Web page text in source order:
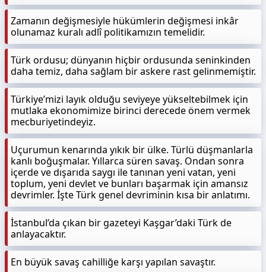
Zamanın değişmesiyle hükümlerin değişmesi inkâr
olunamaz kuralı adlî politikamızın temelidir.
Türk ordusu; dünyanın hiçbir ordusunda seninkinden
daha temiz, daha sağlam bir askere rast gelinmemiştir.
Türkiye’mizi layık olduğu seviyeye yükseltebilmek için
mutlaka ekonomimize birinci derecede önem vermek
mecburiyetindeyiz.
Uçurumun kenarında yıkık bir ülke. Türlü düşmanlarla
kanlı boğuşmalar. Yıllarca süren savaş. Ondan sonra
içerde ve dışarıda saygı ile tanınan yeni vatan, yeni
toplum, yeni devlet ve bunları başarmak için amansız
devrimler. İşte Türk genel devriminin kısa bir anlatımı.
İstanbul’da çıkan bir gazeteyi Kaşgar’daki Türk de
anlayacaktır.
En büyük savaş cahilliğe karşı yapılan savaştır.